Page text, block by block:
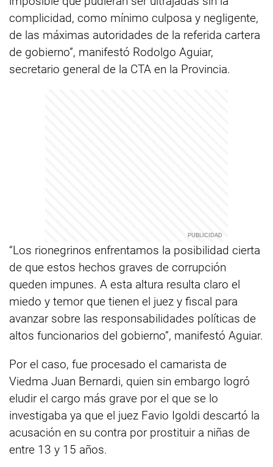
complicidad, como mínimo culposa y negligente,
de las máximas autoridades de la referida cartera
de gobierno”, manifestó Rodolgo Aguiar,
secretario general de la CTA en la Provincia.
“Los rionegrinos enfrentamos la posibilidad cierta
de que estos hechos graves de corrupción
queden impunes. A esta altura resulta claro el
miedo y temor que tienen el juez y fiscal para
avanzar sobre las responsabilidades políticas de
altos funcionarios del gobierno”, manifestó Aguiar.
Por el caso, fue procesado el camarista de
Viedma Juan Bernardi, quien sin embargo logró
eludir el cargo más grave por el que se lo
investigaba ya que el juez Favio Igoldi descartó la
acusación en su contra por prostituir a niñas de
entre 13 y 15 años.